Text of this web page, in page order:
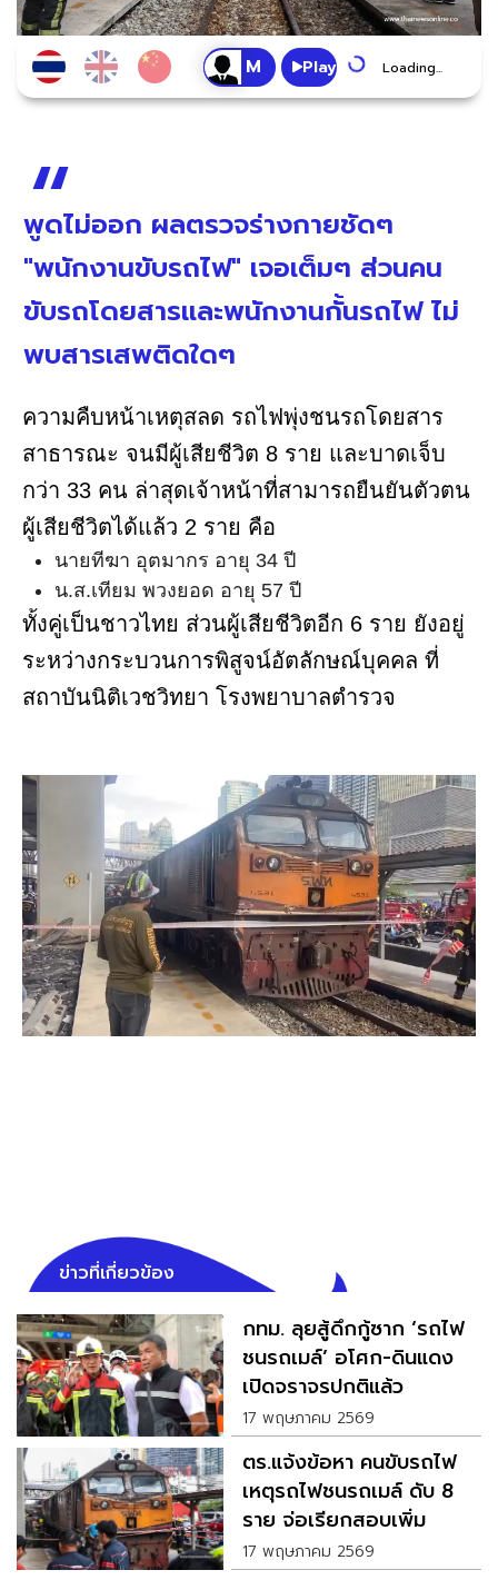
Play Loading...
พูดไม่ออก ผลตรวจร่างกายชัดๆ
"พนักงานขับรถไฟ" เจอเต็มๆ ส่วนคน
ขับรถโดยสารและพนักงานกั้นรถไฟ ไม่
พบสารเสพติดใดๆ
ความคืบหน้าเหตุสลด รถไฟพุ่งชนรถโดยสาร
สาธารณะ จนมีผู้เสียชีวิต 8 ราย และบาดเจ็บ
กว่า 33 คน ล่าสุดเจ้าหน้าที่สามารถยืนยันตัวตน
ผู้เสียชีวิตได้แล้ว 2 ราย คือ
นายทีฆา อุตมากร อายุ 34 ปี
น.ส.เทียม พวงยอด อายุ 57 ปี
ทั้งคู่เป็นชาวไทย ส่วนผู้เสียชีวิตอีก 6 ราย ยังอยู่
ระหว่างกระบวนการพิสูจน์อัตลักษณ์บุคคล ที่
สถาบันนิติเวชวิทยา โรงพยาบาลตำรวจ
ข่าวที่เกี่ยวข้อง
กทม. ลุยสู้ดึกกู้ซาก ‘รถไฟ
ชนรถเมล์’ อโศก-ดินแดง
เปิดจราจรปกติแล้ว
17 พฤษภาคม 2569
ตร.แจ้งข้อหา คนขับรถไฟ
เหตุรถไฟชนรถเมล์ ดับ 8
ราย จ่อเรียกสอบเพิ่ม
17 พฤษภาคม 2569